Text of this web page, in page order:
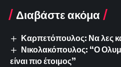
Διαβάστε ακόμα
Καρπετόπουλος: Να λες
Νικολακόπουλος: “Ο
είναι πιο έτοιμος”